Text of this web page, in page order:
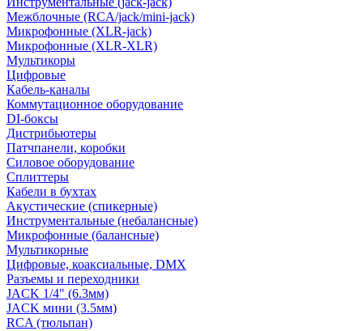
Межблочные (RCA/jack/mini-jack)
Микрофонные (XLR-jack)
Микрофонные (XLR-XLR)
Мультикоры
Цифровые
Кабель-каналы
Коммутационное оборудование
DI-боксы
Дистрибьютеры
Патчпанели, коробки
Силовое оборудование
Сплиттеры
Кабели в бухтах
Акустические (спикерные)
Инструментальные (небалансные)
Микрофонные (балансные)
Мультикорные
Цифровые, коаксиальные, DMX
Разъемы и переходники
JACK 1/4" (6.3мм)
JACK мини (3.5мм)
RCA (тюльпан)